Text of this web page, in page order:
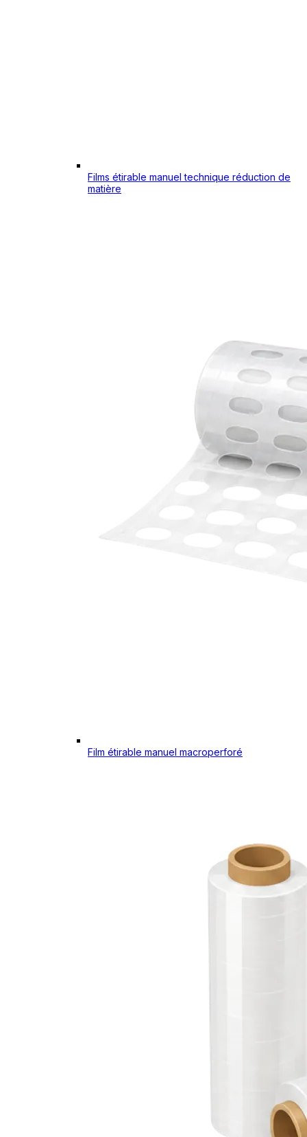
Films étirable manuel technique réduction de
matière
Film étirable manuel macroperforé